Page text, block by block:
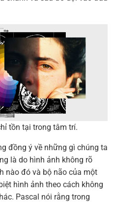
tồn tại trong tâm trí.
đồng ý về những gì chúng ta
là do hình ảnh không rõ
nào đó và bộ não của một
hình ảnh theo cách không
Pascal nói rằng trong